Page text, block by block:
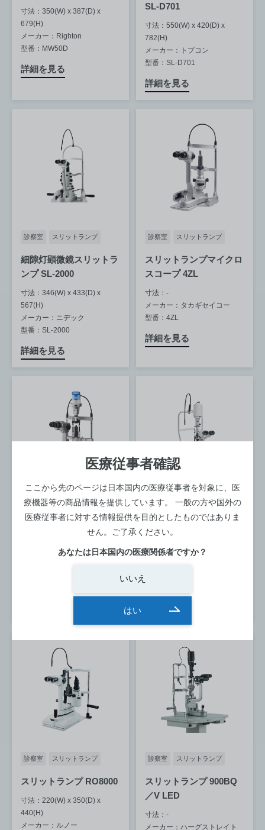
医療従事者確認
ここから先のページは日本国内の医療従事者を対象に、医
療機器等の商品情報を提供しています。
一般の方や国外の
医療従事者に対する情報提供を目的としたものではありま
せん。ご了承ください。
あなたは日本国内の医療関係者ですか？
いいえ
はい
寸法：350(W) x 387(D) x
679(H)
メーカー：Righton
型番：MW50D
詳細を見る
SL-D701
寸法：550(W) x 420(D) x
782(H)
メーカー：トプコン
型番：SL-D701
詳細を見る
診察室 スリットランプ
細隙灯顕微鏡スリットラ
ンプ SL-2000
寸法：346(W) x 433(D) x
567(H)
メーカー：ニデック
型番：SL-2000
詳細を見る
診察室 スリットランプ
スリットランプマイクロ
スコープ 4ZL
寸法：-
メーカー：タカギセイコー
型番：4ZL
詳細を見る
診察室 スリットランプ
スリットランプマイクロ
診察室 スリットランプ
スリットランプ SL-220
寸法：-
メーカー：カールツァイス
診察室 スリットランプ
スリットランプ RO8000
寸法：220(W) x 350(D) x
440(H)
メーカー：ルノー
診察室 スリットランプ
スリットランプ 900BQ
／V LED
寸法：-
メーカー：ハーグストレイト